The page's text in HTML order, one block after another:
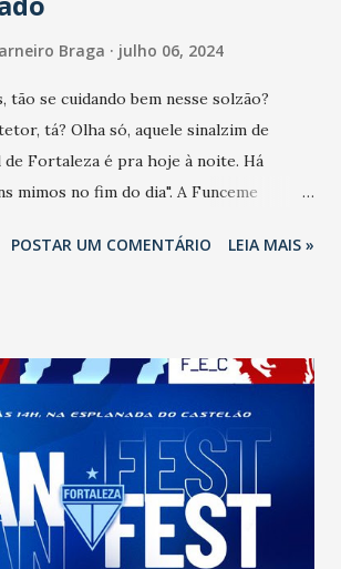
Braga julho 06, 2024
tão se cuidando bem nesse solzão?
tá? Olha só, aquele sinalzim de
Fortaleza é pra hoje à noite. Há
mimos no fim do dia". A Funceme
(mm). Jardim: 9 mm. Aurora: 7.5
Brejo Santo: 1.5 mm. Tauá: 1.2 mm.
1 mm.
POSTAR UM COMENTÁRIO LEIA MAIS »